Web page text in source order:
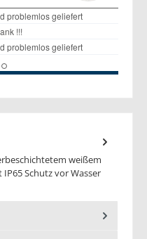
weißem
Schutz vor Wasser